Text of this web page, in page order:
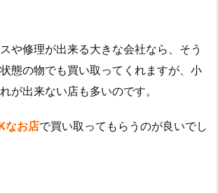
や修理が出来る大きな会社なら、そう
態の物でも買い取ってくれますが、小
が出来ない店も多いのです。
なお店で買い取ってもらうのが良いでし